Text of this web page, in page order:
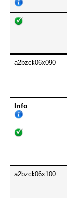
a2bzck06x090
Info
a2bzck06x100